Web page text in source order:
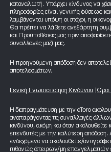
καταναλωτή. Υπάρχει κίνδυνος να
πληροφορίες είναι γενικής φύσεως
λαμβάνονται υπόψη οι στόχοι, η
Θα πρέπει να λάβετε ανεξάρτητη
και Προϋποθέσεις μας πριν
συναλλαγές μαζί μας.
Η προηγούμενη απόδοση δεν
αποτελεσμάτων.
Γενική Γνωστοποίηση Κινδύνου Όροι
Η διαπραγμάτευση με την eToro
αναπαράγοντας τις συναλλαγές
κινδύνου, ακόμη και όταν
επενδυτές με την καλύτερη απόδοση.
ενδεχόμενο να ακολουθείτε/
πιθανώς άπειρων/μη